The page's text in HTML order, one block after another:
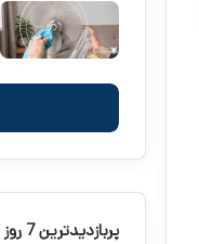
پربازدیدترین 7 روز گذشته